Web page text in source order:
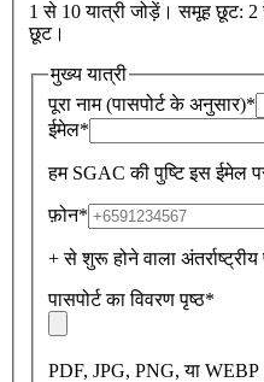
1 से 10 यात्री जोड़ें। समूह छूट:
छूट।
मुख्य यात्री
पूरा नाम (पासपोर्ट के अनुसार)*
ईमेल*
हम SGAC की पुष्टि इस ईमेल
फ़ोन*
+ से शुरू होने वाला
पासपोर्ट का विवरण पृष्ठ*
PDF, JPG, PNG, या